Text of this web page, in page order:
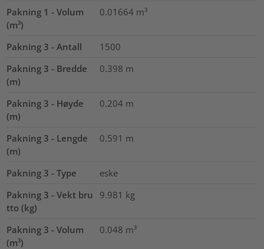
Pakning 1 - Volum
(m³)
0.01664 m³
Pakning 3 - Antall
1500
Pakning 3 - Bredde
(m)
0.398 m
Pakning 3 - Høyde
(m)
0.204 m
Pakning 3 - Lengde
(m)
0.591 m
Pakning 3 - Type
eske
Pakning 3 - Vekt bru
tto (kg)
9.981 kg
Pakning 3 - Volum
(m³)
0.048 m³